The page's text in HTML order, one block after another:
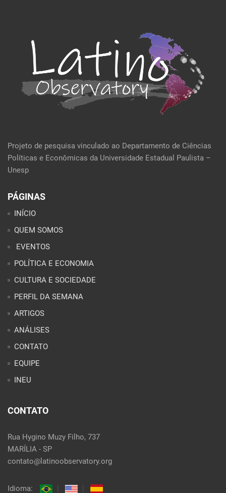
Projeto de pesquisa vinculado ao Departamento de Ciências
Políticas e Econômicas da Universidade Estadual Paulista –
Unesp
PÁGINAS
INÍCIO
QUEM SOMOS
EVENTOS
POLÍTICA E ECONOMIA
CULTURA E SOCIEDADE
PERFIL DA SEMANA
ARTIGOS
ANÁLISES
CONTATO
EQUIPE
INEU
CONTATO
Rua Hygino Muzy Filho, 737
MARÍLIA - SP
contato@latinoobservatory.org
Idioma: